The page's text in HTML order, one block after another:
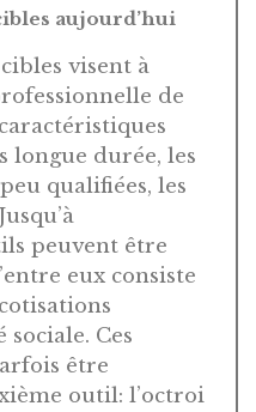
aujourd’hui
visent à
de
longue durée, les
qualifiées, les
peuvent être
eux consiste
Ces
être
outil: l’octroi